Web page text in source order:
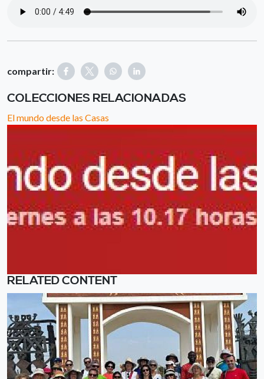
compartir:
COLECCIONES RELACIONADAS
El mundo desde las Casas
RELATED CONTENT